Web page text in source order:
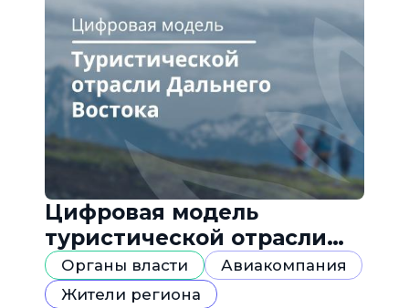
Цифровая модель
туристической отрасли
Дальнего Востока
Органы власти
Авиакомпания
Жители региона